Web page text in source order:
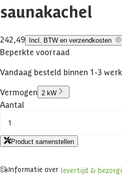
saunakachel
242,49 Incl. BTW en verzendkosten
Beperkte voorraad
Vandaag besteld binnen 1-3
Vermogen 2 kW
Aantal
1
Product samenstellen
Informatie over levertijd &